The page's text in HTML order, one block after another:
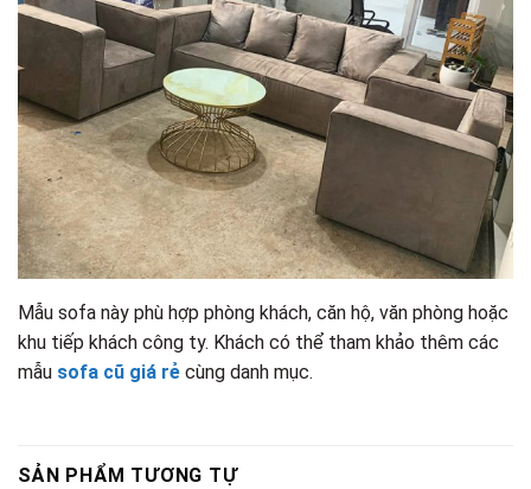
Mẫu sofa này phù hợp phòng khách, căn hộ, văn phòng hoặc
khu tiếp khách công ty. Khách có thể tham khảo thêm các
mẫu sofa cũ giá rẻ cùng danh mục.
SẢN PHẨM TƯƠNG TỰ